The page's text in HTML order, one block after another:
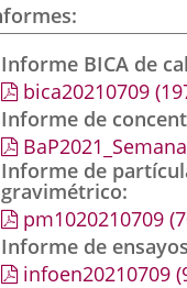
Informe BICA de
bica20210709
Informe de
Informe de
gravimétrico
pm1020210709
Informe de
infoen20210709